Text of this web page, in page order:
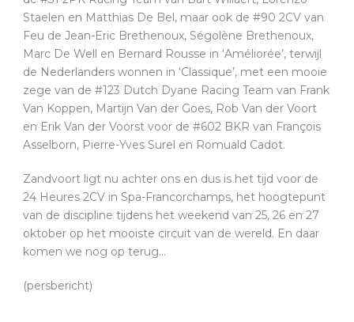
Staelen en Matthias De Bel, maar ook de #90 2CV van
Feu de Jean-Eric Brethenoux, Ségolène Brethenoux,
Marc De Well en Bernard Rousse in ‘Améliorée’, terwijl
de Nederlanders wonnen in ‘Classique’, met een mooie
zege van de #123 Dutch Dyane Racing Team van Frank
Van Koppen, Martijn Van der Goes, Rob Van der Voort
en Erik Van der Voorst voor de #602 BKR van François
Asselborn, Pierre-Yves Surel en Romuald Cadot.
Zandvoort ligt nu achter ons en dus is het tijd voor de
24 Heures 2CV in Spa-Francorchamps, het hoogtepunt
van de discipline tijdens het weekend van 25, 26 en 27
oktober op het mooiste circuit van de wereld. En daar
komen we nog op terug…
(persbericht)